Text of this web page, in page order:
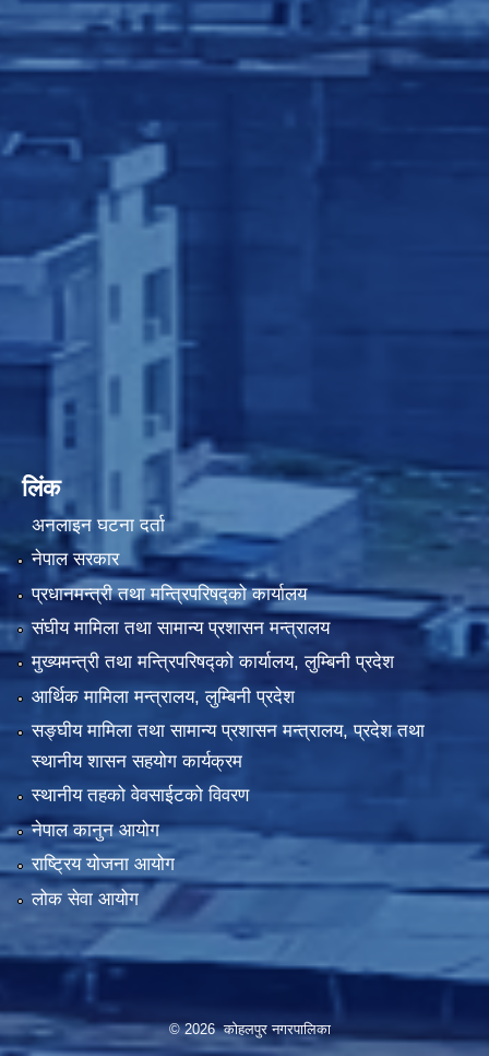
लिंक
अनलाइन घटना दर्ता
नेपाल सरकार
प्रधानमन्त्री तथा मन्त्रिपरिषद्को कार्यालय
संघीय मामिला तथा सामान्य प्रशासन मन्त्रालय
मुख्यमन्त्री तथा मन्त्रिपरिषद्को कार्यालय, लुम्बिनी प्रदेश
आर्थिक मामिला मन्त्रालय, लुम्बिनी प्रदेश
सङ्घीय मामिला तथा सामान्य प्रशासन मन्त्रालय, प्रदेश तथा
स्थानीय शासन सहयोग कार्यक्रम
स्थानीय तहको वेवसाईटको विवरण
नेपाल कानुन आयोग
राष्ट्रिय योजना आयोग
लोक सेवा आयोग
© 2026 कोहलपुर नगरपालिका